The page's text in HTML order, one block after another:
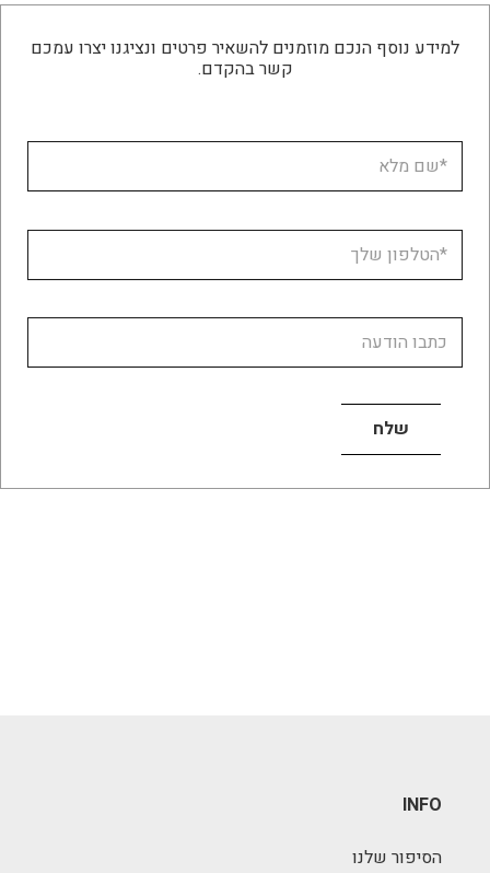
למידע נוסף הנכם מוזמנים להשאיר פרטים ונציגנו יצרו עמכם
קשר בהקדם.
INFO
הסיפור שלנו